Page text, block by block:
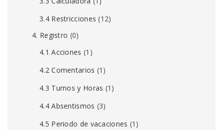
3.4 Restricciones (12)
4. Registro (0)
4.1 Acciones (1)
4.2 Comentarios (1)
4.3 Turnos y Horas (1)
4.4 Absentismos (3)
4.5 Periodo de vacaciones (1)